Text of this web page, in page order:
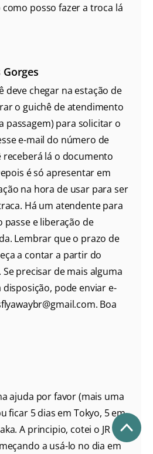
posso fazer a troca lá
deve chegar na estação de
o guichê de atendimento
passagem) para solicitar o
e-mail do número de
receberá lá o documento
é só apresentar em
na hora de usar para ser
Há um atendente para
passe e liberação de
Lembrar que o prazo de
a contar a partir do
precisar de mais alguma
pode enviar e-
. Boa
ajuda por favor (mais uma
ficar 5 dias em Tokyo, 5 em
A principio, cotei o JR
a usá-lo no dia em